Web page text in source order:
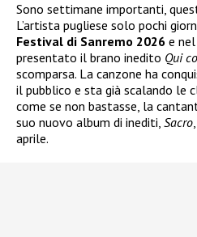
Sono settimane importanti,
L’artista pugliese solo pochi
Festival di Sanremo 2026 e
presentato il brano inedito Qui
scomparsa. La canzone ha
il pubblico e sta già scalando le
come se non bastasse, la
suo nuovo album di inediti, Sacro
aprile.